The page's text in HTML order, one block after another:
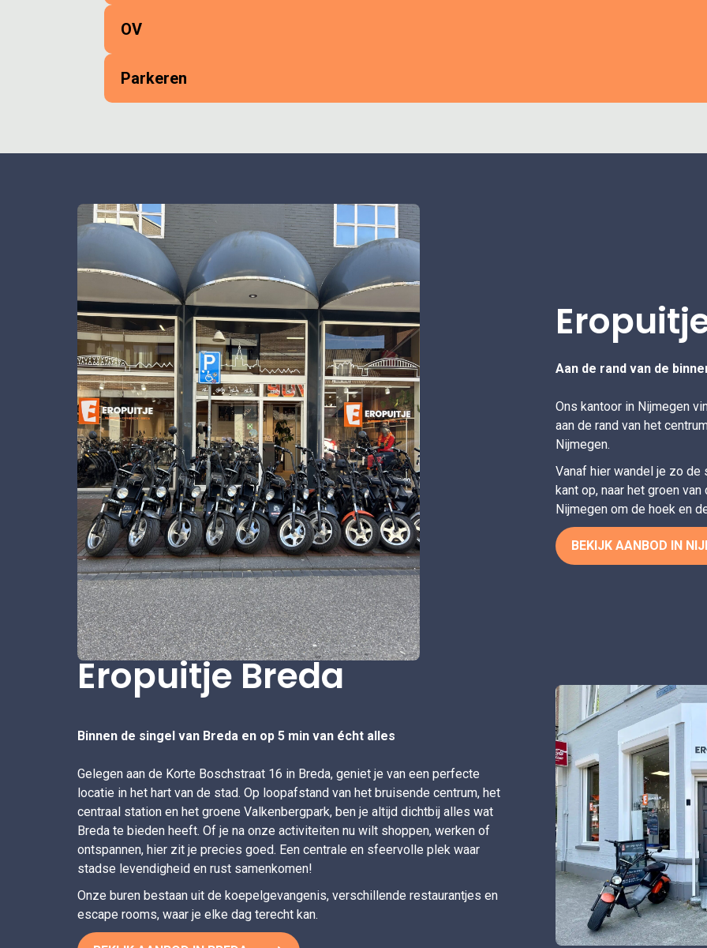
OV
Parkeren
Aan de rand van de
Ons kantoor in Nijmegen
aan de rand van het
Nijmegen.
Vanaf hier wandel je zo de
kant op, naar het groen
Nijmegen om de hoek en
BEKIJK AANBOD IN
Eropuitje Breda
Binnen de singel van Breda en op 5 min van écht alles
Gelegen aan de Korte Boschstraat 16 in Breda, geniet je van een perfecte
locatie in het hart van de stad. Op loopafstand van het bruisende centrum, het
centraal station en het groene Valkenbergpark, ben je altijd dichtbij alles wat
Breda te bieden heeft. Of je na onze activiteiten nu wilt shoppen, werken of
ontspannen, hier zit je precies goed. Een centrale en sfeervolle plek waar
stadse levendigheid en rust samenkomen!
Onze buren bestaan uit de koepelgevangenis, verschillende restaurantjes en
escape rooms, waar je elke dag terecht kan.